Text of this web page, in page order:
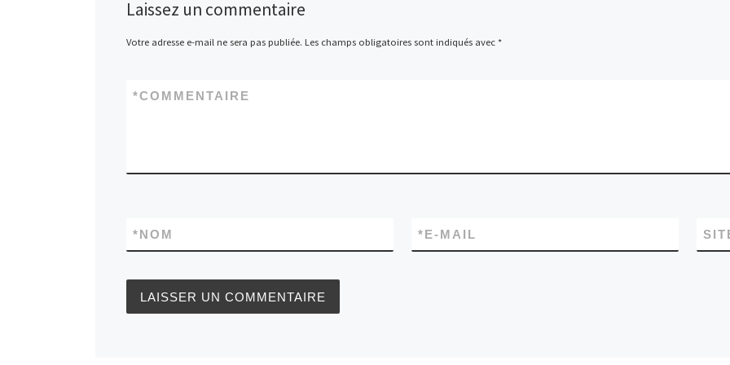
Laissez un commentaire
Votre adresse e-mail ne sera pas publiée. Les champs obligatoires sont indiqués avec *
COMMENTAIRE
*
NOM
* E-MAIL
*